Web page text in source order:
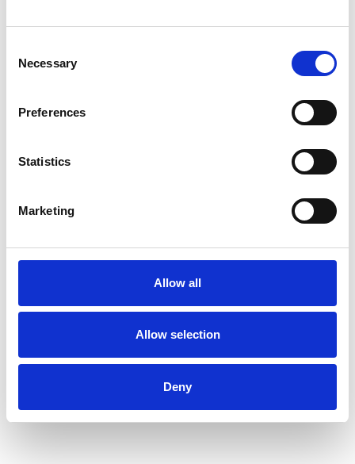
Selection
Necessary
Preferences
Statistics
Marketing
Allow all
Allow selection
Deny